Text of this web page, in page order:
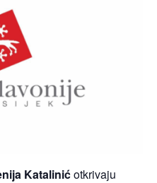
Katalinićotkrivaju